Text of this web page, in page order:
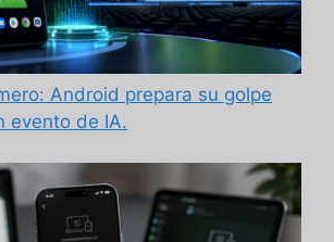
Android prepara su golpe
evento de IA.